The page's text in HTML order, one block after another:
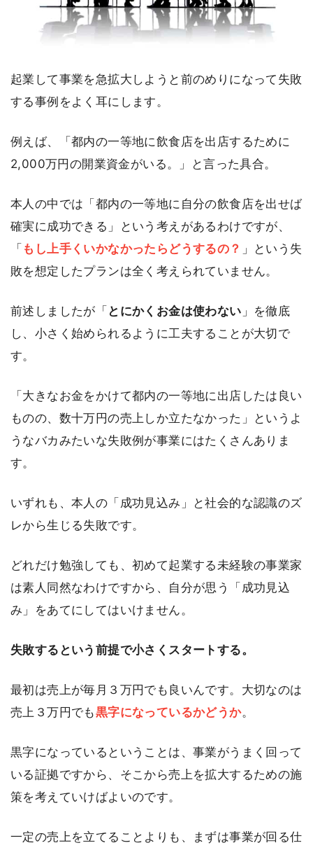
起業して事業を急拡大しようと前のめりになって失敗
する事例をよく耳にします。
例えば、「都内の一等地に飲食店を出店するために
2,000万円の開業資金がいる。」と言った具合。
本人の中では「都内の一等地に自分の飲食店を出せば
確実に成功できる」という考えがあるわけですが、
「 もし上手くいかなかったらどうするの？ 」という失
敗を想定したプランは全く考えられていません。
前述しましたが「 とにかくお金は使わない 」を徹底
し、小さく始められるように工夫することが大切で
す。
「大きなお金をかけて都内の一等地に出店したは良い
ものの、数十万円の売上しか立たなかった」というよ
うなバカみたいな失敗例が事業にはたくさんありま
す。
いずれも、本人の「成功見込み」と社会的な認識のズ
レから生じる失敗です。
どれだけ勉強しても、初めて起業する未経験の事業家
は素人同然なわけですから、自分が思う「成功見込
み」をあてにしてはいけません。
失敗するという前提で小さくスタートする。
最初は売上が毎月３万円でも良いんです。大切なのは
売上３万円でも黒字になっているかどうか。
黒字になっているということは、事業がうまく回って
いる証拠ですから、そこから売上を拡大するための施
策を考えていけばよいのです。
一定の売上を立てることよりも、まずは事業が回る仕